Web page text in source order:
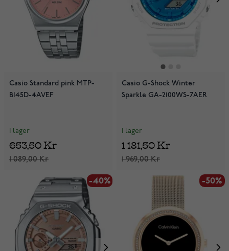
Casio Standard pink MTP-
B145D-4AVEF
I lager
1 089,00 Kr
653,50 Kr
Casio G-Shock Winter
Sparkle GA-2100WS-7AER
I lager
1 969,00 Kr
1 181,50 Kr
-40% -50%